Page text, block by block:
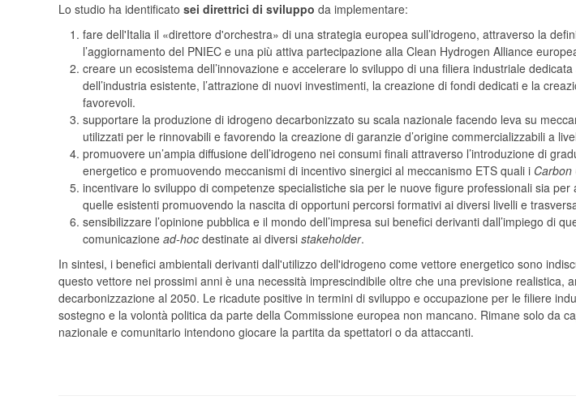
Lo studio ha identificato sei direttrici di sviluppo da implementare:
fare dell'Italia il «direttore d'orchestra» di una strategia europea sull’idrogeno, attraverso la
l’aggiornamento del PNIEC e una più attiva partecipazione alla Clean Hydrogen Alliance
creare un ecosistema dell’innovazione e accelerare lo sviluppo di una filiera industriale
dell’industria esistente, l’attrazione di nuovi investimenti, la creazione di fondi dedicati e la
favorevoli.
supportare la produzione di idrogeno decarbonizzato su scala nazionale facendo leva su
utilizzati per le rinnovabili e favorendo la creazione di garanzie d’origine commercializzabili a
promuovere un’ampia diffusione dell’idrogeno nei consumi finali attraverso l’introduzione di
energetico e promuovendo meccanismi di incentivo sinergici al meccanismo ETS quali i Carbon
incentivare lo sviluppo di competenze specialistiche sia per le nuove figure professionali sia
quelle esistenti promuovendo la nascita di opportuni percorsi formativi ai diversi livelli e
sensibilizzare l’opinione pubblica e il mondo dell’impresa sui benefici derivanti dall’impiego di
comunicazione ad-hoc destinate ai diversi stakeholder.
In sintesi, i benefici ambientali derivanti dall'utilizzo dell'idrogeno come vettore energetico sono
questo vettore nei prossimi anni è una necessità imprescindibile oltre che una previsione realistica,
decarbonizzazione al 2050. Le ricadute positive in termini di sviluppo e occupazione per le filiere
sostegno e la volontà politica da parte della Commissione europea non mancano. Rimane solo da
nazionale e comunitario intendono giocare la partita da spettatori o da attaccanti.